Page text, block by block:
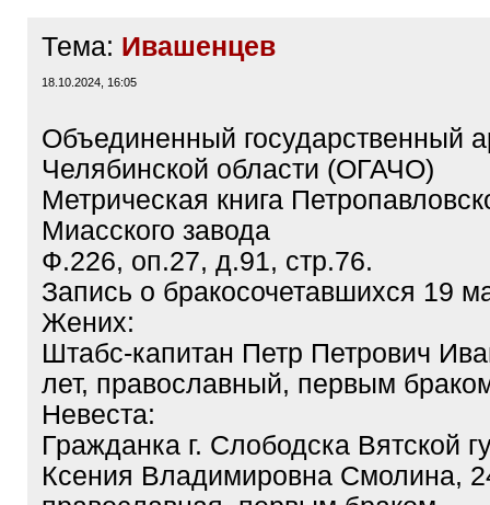
Тема: Ивашенцев
18.10.2024, 16:05
Объединенный государственный
Челябинской области (ОГАЧО)
Метрическая книга
Миасского завода
Ф.226, оп.27, д.91, стр.76.
Запись о бракосочетавшихся 19
Жених:
Штабс-капитан Петр Петрович
лет, православный, первым
Невеста:
Гражданка г. Слободска Вятской
Ксения Владимировна Смолина,